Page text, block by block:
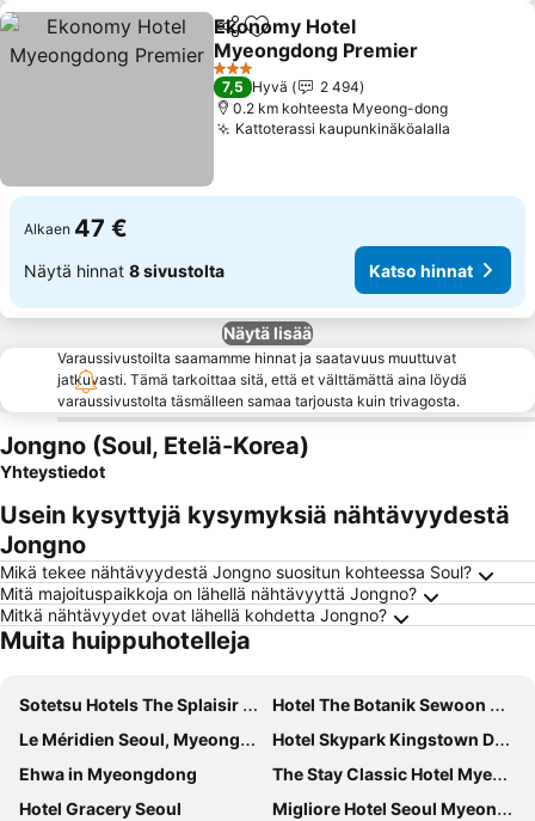
Jaa Lisää suosikkeihin
Ekonomy Hotel
Myeongdong Premier
Katso hinnat
3 Tähtiluokitus
7,5 Hyvä
2 494
0.2 km kohteesta Myeong-dong
Kattoterassi kaupunkinäköalalla
Alkaen 47 €
Näytä hinnat 8 sivustolta Katso hinnat
Näytä lisää
Varaussivustoilta saamamme hinnat ja saatavuus muuttuvat
jatkuvasti. Tämä tarkoittaa sitä, että et välttämättä aina löydä
varaussivustolta täsmälleen samaa tarjousta kuin trivagosta.
Jongno (Soul, Etelä-Korea)
Yhteystiedot
Usein kysyttyjä kysymyksiä nähtävyydestä
Jongno
Mikä tekee nähtävyydestä Jongno suositun kohteessa Soul?
Mitä majoituspaikkoja on lähellä nähtävyyttä Jongno?
Mitkä nähtävyydet ovat lähellä kohdetta Jongno?
Muita huippuhotelleja
Sotetsu Hotels The Splaisir Seoul Myeongdong
Hotel The Botanik Sewoon Myeongdong
Le Méridien Seoul, Myeongdong
Hotel Skypark Kingstown Dongdaemun
Ehwa in Myeongdong
The Stay Classic Hotel Myeongdong
Hotel Gracery Seoul
Migliore Hotel Seoul Myeongdong